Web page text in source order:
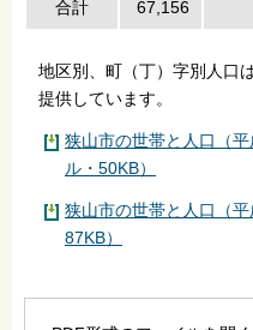
合計 67,156
地区別、町（丁）字別人口
提供しています。
狭山市の世帯と人口（
ル・50KB）
狭山市の世帯と人口（
87KB）